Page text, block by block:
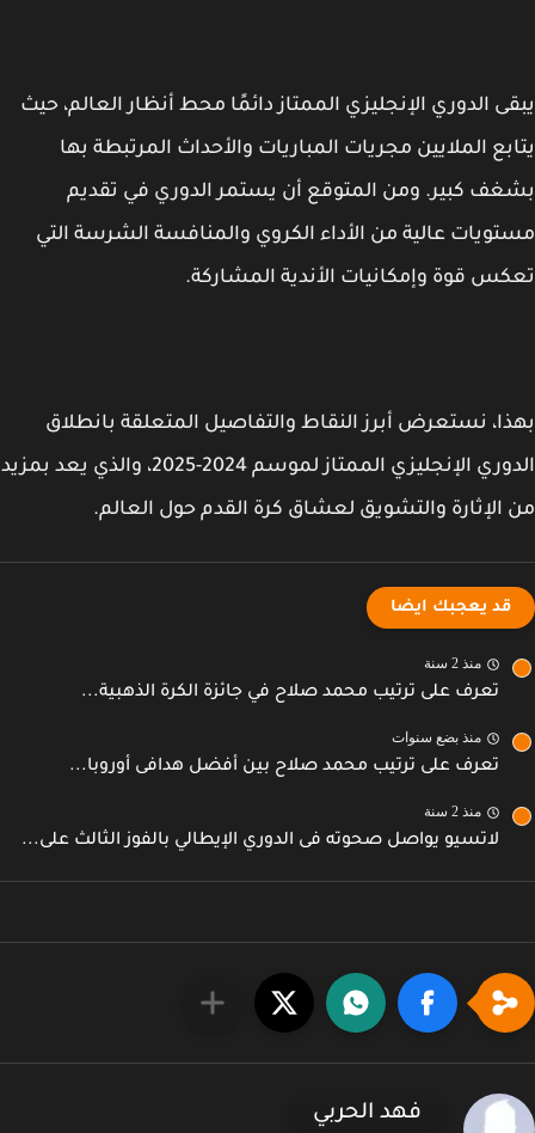
الدوري الإنجليزي الممتاز دائمًا محط أنظار العالم، حيث
الملايين مجريات المباريات والأحداث المرتبطة بها
كبير. ومن المتوقع أن يستمر الدوري في تقديم
عالية من الأداء الكروي والمنافسة الشرسة التي
قوة وإمكانيات الأندية المشاركة.
نستعرض أبرز النقاط والتفاصيل المتعلقة بانطلاق
الدوري الإنجليزي الممتاز لموسم 2024-2025، والذي يعد بمزيد
الإثارة والتشويق لعشاق كرة القدم حول العالم.
قد يعجبك ايضا
منذ 2 سنة
تعرف على ترتيب محمد صلاح في جائزة الكرة الذهبية...
منذ بضع سنوات
تعرف على ترتيب محمد صلاح بين أفضل هدافى أوروبا...
منذ 2 سنة
لاتسيو يواصل صحوته فى الدوري الإيطالي بالفوز الثالث على...
فهد الحربي